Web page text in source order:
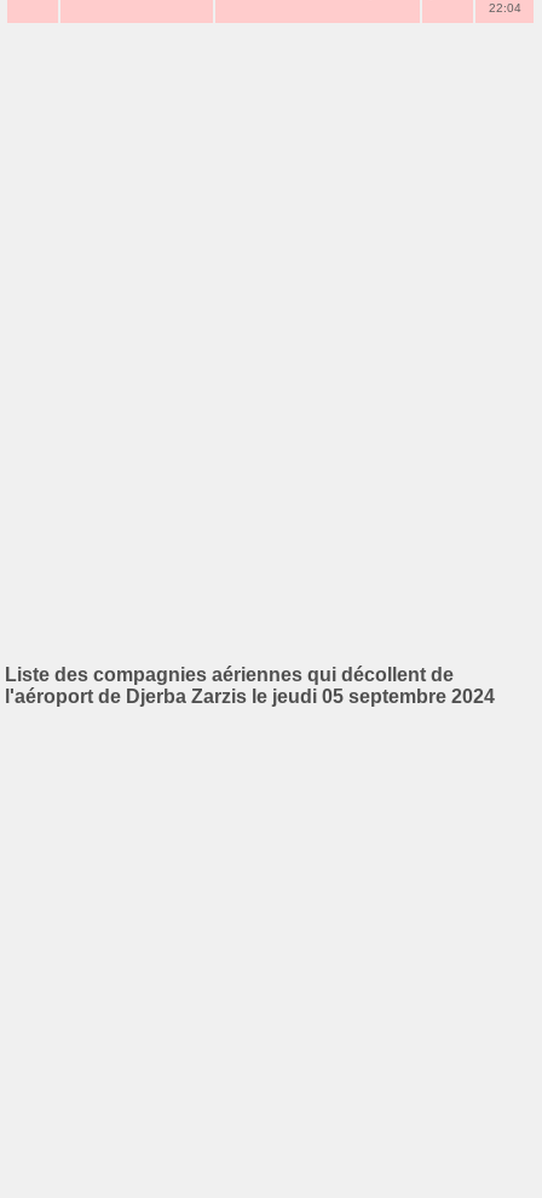
22:04
Liste des compagnies aériennes qui décollent de
l'aéroport de Djerba Zarzis le jeudi 05 septembre 2024